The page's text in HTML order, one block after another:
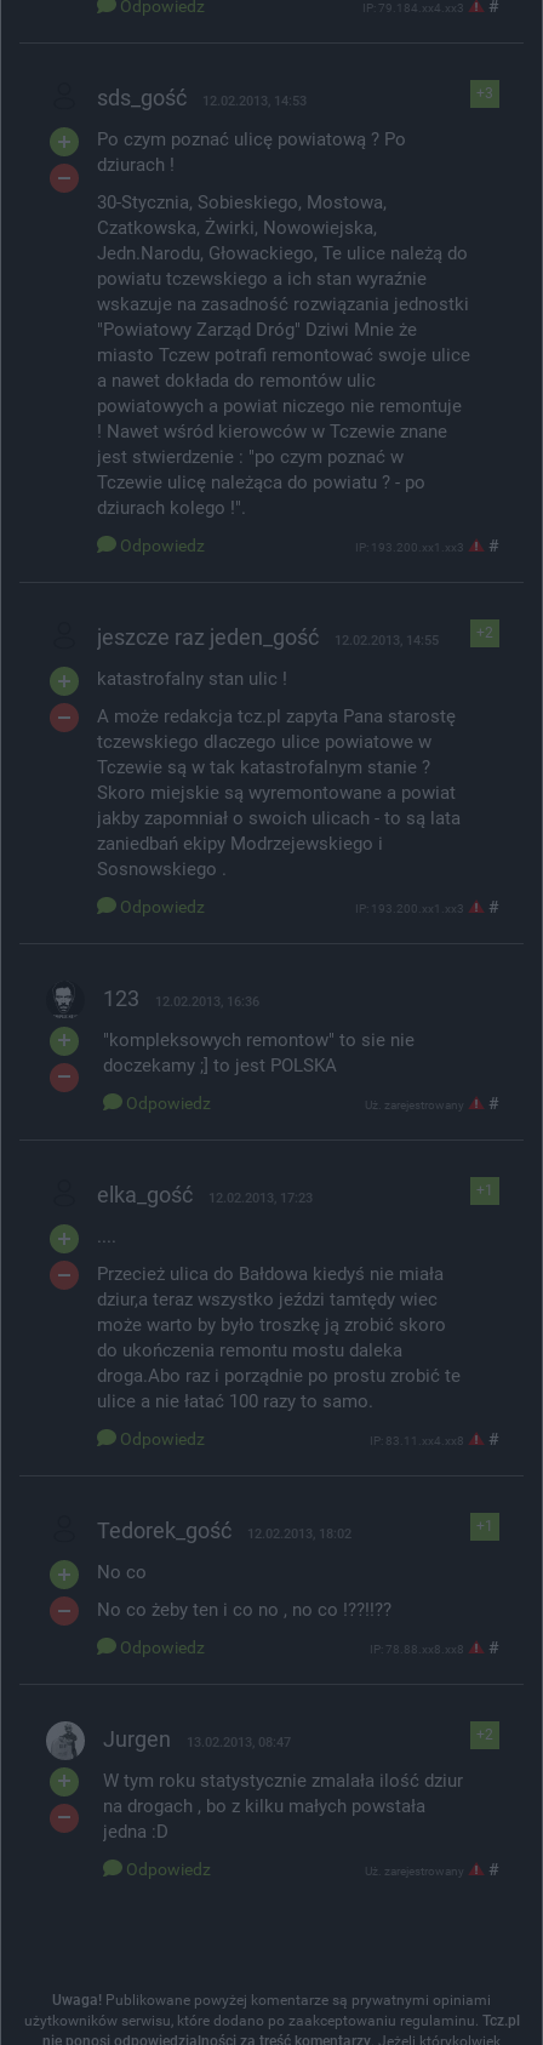
Odpowiedz IP: 79.184.xx4.xx3 #
+3
sds_gość 12.02.2013, 14:53
Po czym poznać ulicę powiatową ? Po
dziurach !
30-Stycznia, Sobieskiego, Mostowa,
Czatkowska, Żwirki, Nowowiejska,
Jedn.Narodu, Głowackiego, Te ulice należą do
powiatu tczewskiego a ich stan wyraźnie
wskazuje na zasadność rozwiązania jednostki
"Powiatowy Zarząd Dróg" Dziwi Mnie że
miasto Tczew potrafi remontować swoje ulice
a nawet dokłada do remontów ulic
powiatowych a powiat niczego nie remontuje
! Nawet wśród kierowców w Tczewie znane
jest stwierdzenie : "po czym poznać w
Tczewie ulicę należąca do powiatu ? - po
dziurach kolego !".
Odpowiedz IP: 193.200.xx1.xx3 #
+2
jeszcze raz jeden_gość 12.02.2013, 14:55
katastrofalny stan ulic !
A może redakcja tcz.pl zapyta Pana starostę
tczewskiego dlaczego ulice powiatowe w
Tczewie są w tak katastrofalnym stanie ?
Skoro miejskie są wyremontowane a powiat
jakby zapomniał o swoich ulicach - to są lata
zaniedbań ekipy Modrzejewskiego i
Sosnowskiego .
Odpowiedz IP: 193.200.xx1.xx3 #
123 12.02.2013, 16:36
"kompleksowych remontow" to sie nie
doczekamy ;] to jest POLSKA
Odpowiedz Uż. zarejestrowany #
+1
elka_gość 12.02.2013, 17:23
....
Przecież ulica do Bałdowa kiedyś nie miała
dziur,a teraz wszystko jeździ tamtędy wiec
może warto by było troszkę ją zrobić skoro
do ukończenia remontu mostu daleka
droga.Abo raz i porządnie po prostu zrobić te
ulice a nie łatać 100 razy to samo.
Odpowiedz IP: 83.11.xx4.xx8 #
+1
Tedorek_gość 12.02.2013, 18:02
No co
No co żeby ten i co no , no co !??!!??
Odpowiedz IP: 78.88.xx8.xx8 #
+2
Jurgen 13.02.2013, 08:47
W tym roku statystycznie zmalała ilość dziur
na drogach , bo z kilku małych powstała
jedna :D
Odpowiedz Uż. zarejestrowany #
Uwaga! Publikowane powyżej komentarze są prywatnymi opiniami
użytkowników serwisu, które dodano po zaakceptowaniu regulaminu. Tcz.pl
nie ponosi odpowiedzialności za treść komentarzy. Jeżeli którykolwiek